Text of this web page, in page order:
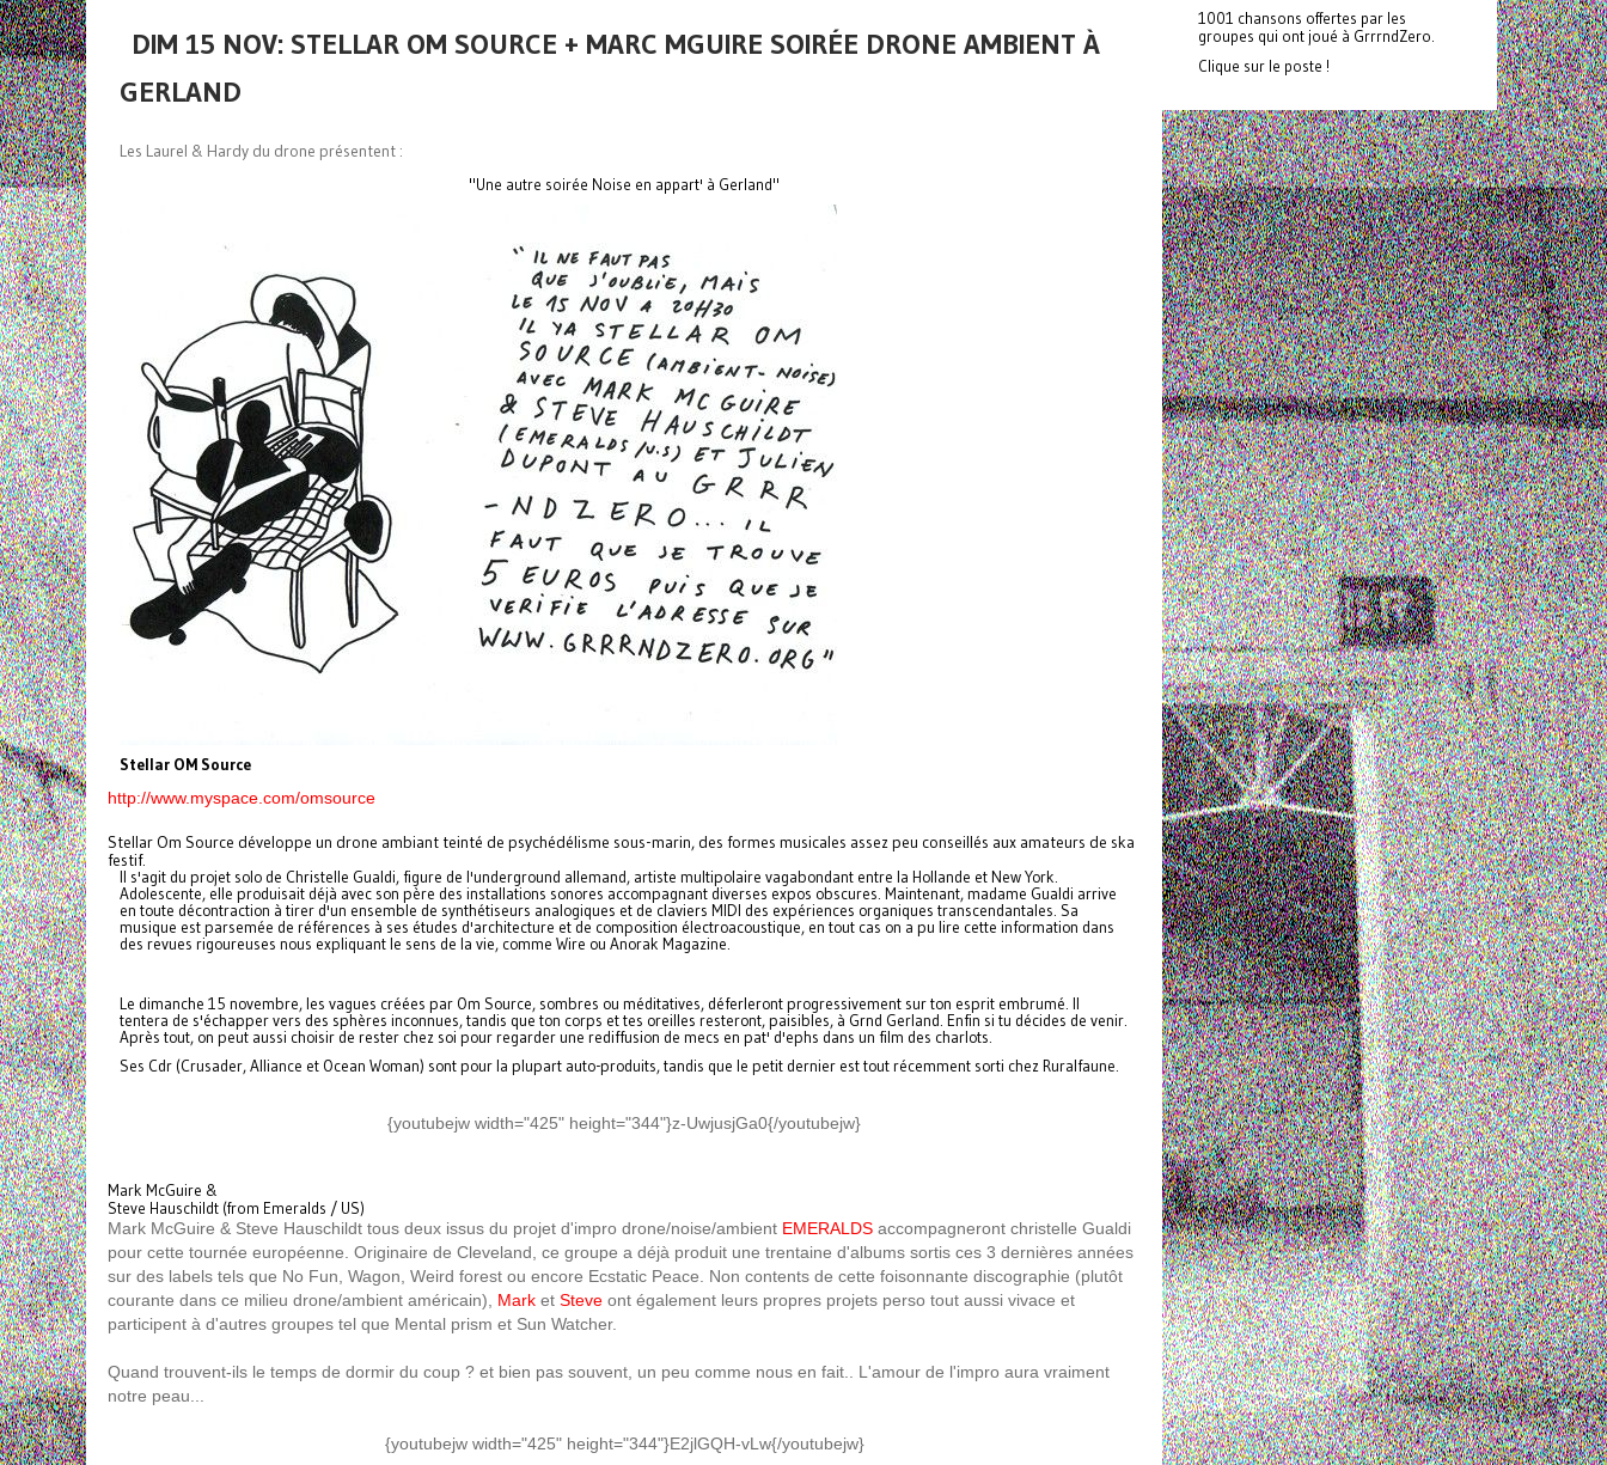
DIM 15 NOV: STELLAR OM SOURCE + MARC MGUIRE SOIRÉE DRONE AMBIENT À
GERLAND
Les Laurel & Hardy du drone présentent :
"Une autre soirée Noise en appart' à Gerland"
Stellar OM Source
http://www.myspace.com/omsource
Stellar Om Source développe un drone ambiant teinté de psychédélisme sous-marin, des formes musicales assez peu conseillés aux amateurs de ska
festif.
Il s'agit du projet solo de Christelle Gualdi, figure de l'underground allemand, artiste multipolaire vagabondant entre la Hollande et New York.
Adolescente, elle produisait déjà avec son père des installations sonores accompagnant diverses expos obscures. Maintenant, madame Gualdi arrive
en toute décontraction à tirer d'un ensemble de synthétiseurs analogiques et de claviers MIDI des expériences organiques transcendantales. Sa
musique est parsemée de références à ses études d'architecture et de composition électroacoustique, en tout cas on a pu lire cette information dans
des revues rigoureuses nous expliquant le sens de la vie, comme Wire ou Anorak Magazine.
Le dimanche 15 novembre, les vagues créées par Om Source, sombres ou méditatives, déferleront progressivement sur ton esprit embrumé. Il
tentera de s'échapper vers des sphères inconnues, tandis que ton corps et tes oreilles resteront, paisibles, à Grnd Gerland. Enfin si tu décides de venir.
Après tout, on peut aussi choisir de rester chez soi pour regarder une rediffusion de mecs en pat' d'ephs dans un film des charlots.
Ses Cdr (Crusader, Alliance et Ocean Woman) sont pour la plupart auto-produits, tandis que le petit dernier est tout récemment sorti chez Ruralfaune.
{youtubejw width="425" height="344"}z-UwjusjGa0{/youtubejw}
Mark McGuire &
Steve Hauschildt (from Emeralds / US)
Mark McGuire & Steve Hauschildt tous deux issus du projet d'impro drone/noise/ambient EMERALDS accompagneront christelle Gualdi
pour cette tournée européenne. Originaire de Cleveland, ce groupe a déjà produit une trentaine d'albums sortis ces 3 dernières années
sur des labels tels que No Fun, Wagon, Weird forest ou encore Ecstatic Peace. Non contents de cette foisonnante discographie (plutôt
courante dans ce milieu drone/ambient américain), Mark et Steve ont également leurs propres projets perso tout aussi vivace et
participent à d'autres groupes tel que Mental prism et Sun Watcher.
Quand trouvent-ils le temps de dormir du coup ? et bien pas souvent, un peu comme nous en fait.. L'amour de l'impro aura vraiment
notre peau...
{youtubejw width="425" height="344"}E2jlGQH-vLw{/youtubejw}
1001 chansons offertes par les
groupes qui ont joué à GrrrndZero.
Clique sur le poste !